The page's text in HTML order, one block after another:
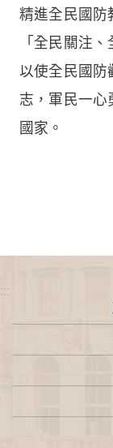
精進全民國防
「全民關注
以使全民國防
志，軍民一心
國家。
:::